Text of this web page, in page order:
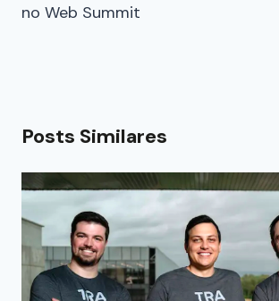
no Web Summit
Posts Similares